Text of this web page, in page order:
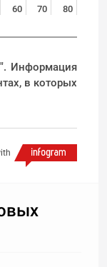
60 70 80
Информация
в которых